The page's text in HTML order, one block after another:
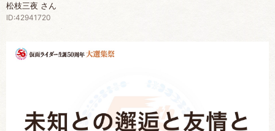
松枝三夜 さん
ID:42941720